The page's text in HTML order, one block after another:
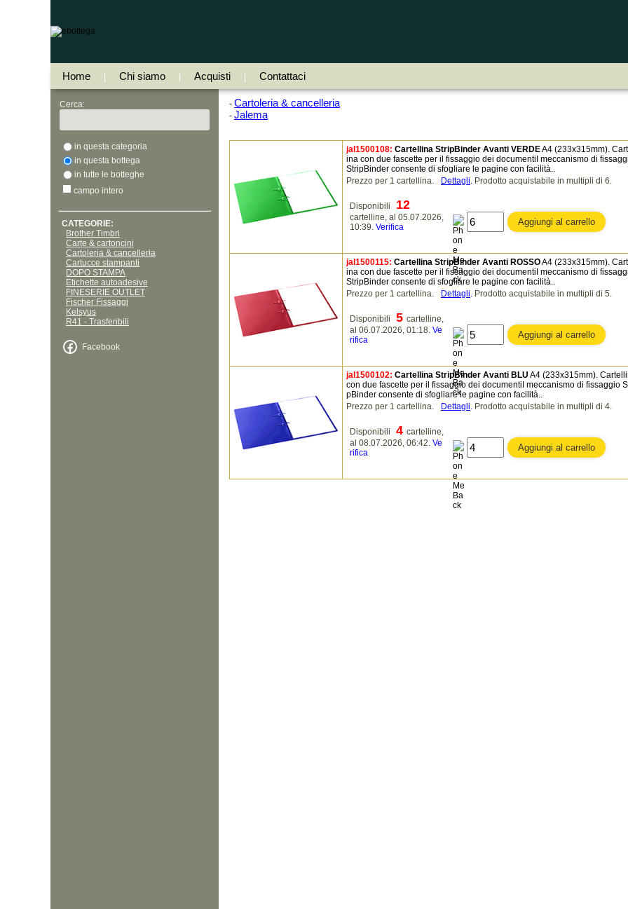
Home Chi siamo Acquisti Contattaci
Cerca:
in questa categoria
in questa bottega
in tutte le botteghe
campo intero
CATEGORIE:
Brother Timbri
Carte & cartoncini
Cartoleria & cancelleria
Cartucce stampanti
DOPO STAMPA
Etichette autoadesive
FINESERIE OUTLET
Fischer Fissaggi
Kelsyus
R41 - Trasferibili
Facebook
- Cartoleria & cancelleria
- Jalema
jal1500108: Cartellina StripBinder Avanti VERDEA4 (233x315mm).
ina con due fascette per il fissaggio dei documentiI meccanismo di
StripBinder consente di sfogliare le pagine con facilità..
Prezzo per 1 cartellina.
Dettagli. Prodotto acquistabile in multipli di 6.
Disponibili 12
cartelline, al 05.07.2026,
10:39. Verifica
jal1500115: Cartellina StripBinder Avanti ROSSOA4 (233x315mm).
ina con due fascette per il fissaggio dei documentiI meccanismo di
StripBinder consente di sfogliare le pagine con facilità..
Prezzo per 1 cartellina.
Dettagli. Prodotto acquistabile in multipli di 5.
Disponibili 5 cartelline,
al 06.07.2026, 01:18. Ve
rifica
jal1500102: Cartellina StripBinder Avanti BLU A4 (233x315mm).
con due fascette per il fissaggio dei documentiI meccanismo di fissaggio
pBinder consente di sfogliare le pagine con facilità..
Prezzo per 1 cartellina.
Dettagli. Prodotto acquistabile in multipli di 4.
Disponibili 4 cartelline,
al 08.07.2026, 06:42. Ve
rifica